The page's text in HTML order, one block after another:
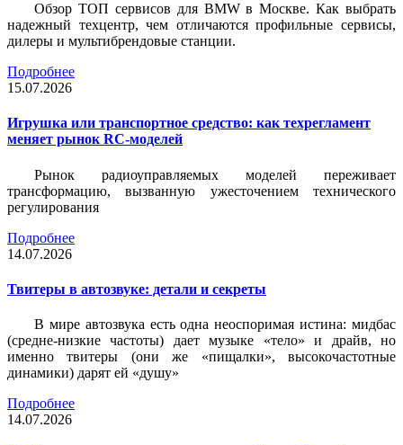
Обзор ТОП сервисов для BMW в Москве. Как выбрать
надежный техцентр, чем отличаются профильные сервисы,
дилеры и мультибрендовые станции.
Подробнее
15.07.2026
Игрушка или транспортное средство: как техрегламент
меняет рынок RC-моделей
Рынок радиоуправляемых моделей переживает
трансформацию, вызванную ужесточением технического
регулирования
Подробнее
14.07.2026
Твитеры в автозвуке: детали и секреты
В мире автозвука есть одна неоспоримая истина: мидбас
(средне-низкие частоты) дает музыке «тело» и драйв, но
именно твитеры (они же «пищалки», высокочастотные
динамики) дарят ей «душу»
Подробнее
14.07.2026